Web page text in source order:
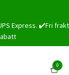
Express. ✔️Fri frakt
0